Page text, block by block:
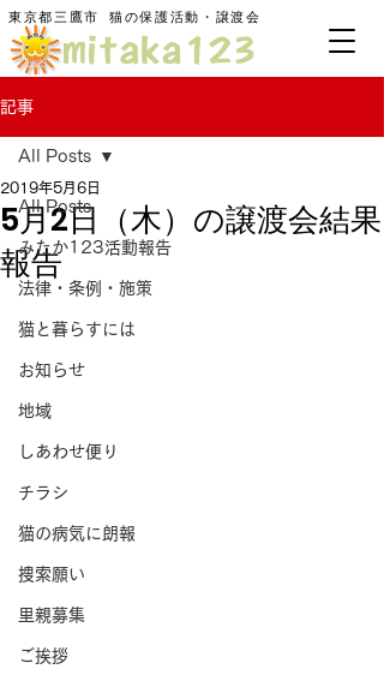
東京都三鷹市 ​猫の保護活動・譲渡会
記事
All Posts
みたか123活動報告
法律・条例・施策
猫と暮らすには
お知らせ
地域
しあわせ便り
チラシ
猫の病気に朗報
捜索願い
里親募集
ご挨拶
All Posts
5月2日（木）の譲渡会結果
報告
2019年5月6日